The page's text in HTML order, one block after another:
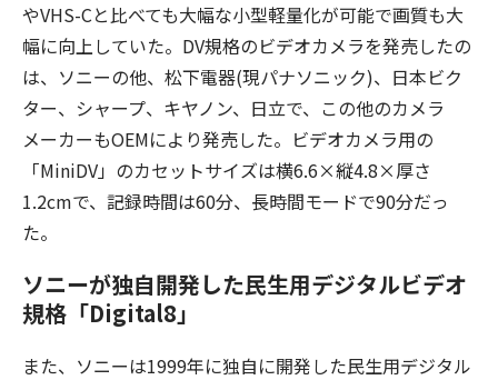
やVHS-Cと比べても大幅な小型軽量化が可能で画質も大
幅に向上していた。DV規格のビデオカメラを発売したの
は、ソニーの他、松下電器(現パナソニック)、日本ビク
ター、シャープ、キヤノン、日立で、この他のカメラ
メーカーもOEMにより発売した。ビデオカメラ用の
「MiniDV」のカセットサイズは横6.6×縦4.8×厚さ
1.2cmで、記録時間は60分、長時間モードで90分だっ
た。
ソニーが独自開発した民生用デジタルビデオ
規格「Digital8」
また、ソニーは1999年に独自に開発した民生用デジタル